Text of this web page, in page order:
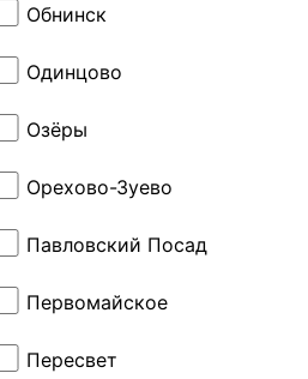
Обнинск
Одинцово
Озёры
Орехово-Зуево
Павловский Посад
Первомайское
Пересвет